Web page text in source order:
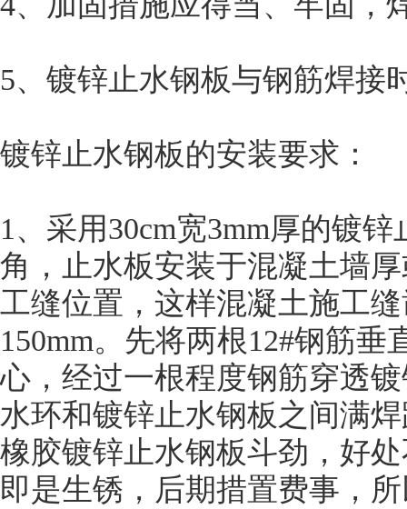
5、镀锌止水钢板与钢筋焊接
镀锌止水钢板的安装要求：
1、采用30cm宽3mm厚的镀
角，止水板安装于混凝土墙
工缝位置，这样混凝土施工
150mm。先将两根12#钢筋
心，经过一根程度钢筋穿透
水环和镀锌止水钢板之间满
橡胶镀锌止水钢板斗劲，好
即是生锈，后期措置费事，